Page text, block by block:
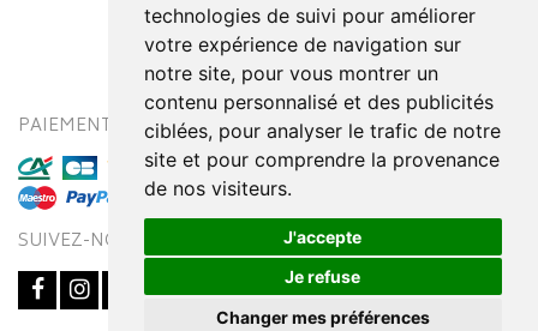
technologies de suivi pour améliorer
votre expérience de navigation sur
notre site, pour vous montrer un
contenu personnalisé et des publicités
ciblées, pour analyser le trafic de notre
site et pour comprendre la provenance
de nos visiteurs.
J'accepte
Je refuse
Changer mes préférences
PAIEMENT SÉCURISÉ MODES DE LIVRAISON
SUIVEZ-NOUS SUR